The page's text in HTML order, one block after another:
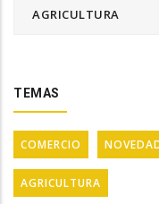
AGRICULTURA
TEMAS
COMERCIO
AGRICULTURA